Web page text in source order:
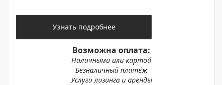
Узнать подробнее
Возможна оплата:
Наличными или картой
Безналичный платёж
Услуги лизинга и аренды